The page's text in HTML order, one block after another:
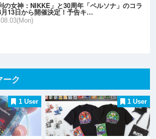
の女神：NIKKE」と30周年「ペルソナ」のコラ
13日から開催決定！予告キ…
ク
1 User 1 User